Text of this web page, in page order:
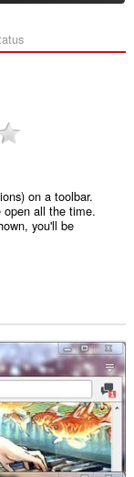
on a toolbar.
open all the time.
you'll be